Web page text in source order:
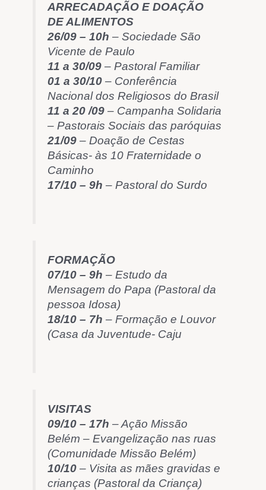
ARRECADAÇÃO E DOAÇÃO
DE ALIMENTOS
26/09 – 10h – Sociedade São
Vicente de Paulo
11 a 30/09– Pastoral Familiar
01 a 30/10– Conferência
Nacional dos Religiosos do Brasil
11 a 20 /09– Campanha Solidaria
– Pastorais Sociais das paróquias
21/09 – Doação de Cestas
Básicas- às 10 Fraternidade o
Caminho
17/10 – 9h – Pastoral do Surdo
FORMAÇÃO
07/10 – 9h – Estudo da
Mensagem do Papa (Pastoral da
pessoa Idosa)
18/10 – 7h – Formação e Louvor
(Casa da Juventude- Caju
VISITAS
09/10 – 17h – Ação Missão
Belém – Evangelização nas ruas
(Comunidade Missão Belém)
10/10– Visita as mães gravidas e
crianças (Pastoral da Criança)